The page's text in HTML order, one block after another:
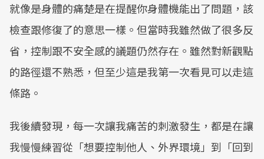
就像是身體的痛楚是在提醒你身體機能出了問題，該
檢查跟修復了的意思一樣。但當時我雖然做了很多反
省，控制跟不安全感的議題仍然存在。雖然對新觀點
的路徑還不熟悉，但至少這是我第一次看見可以走這
條路。
我後續發現，每一次讓我痛苦的刺激發生，都是在讓
我慢慢練習從「想要控制他人、外界環境」到「回到